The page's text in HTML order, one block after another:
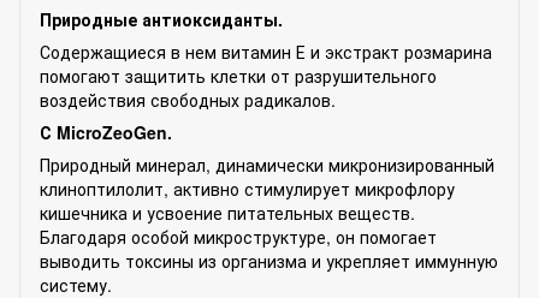
Природные антиоксиданты.
Содержащиеся в нем витамин Е и экстракт розмарина
помогают защитить клетки от разрушительного
воздействия свободных радикалов.
С MicroZeoGen.
Природный минерал, динамически микронизированный
клиноптилолит, активно стимулирует микрофлору
кишечника и усвоение питательных веществ.
Благодаря особой микроструктуре, он помогает
выводить токсины из организма и укрепляет иммунную
систему.